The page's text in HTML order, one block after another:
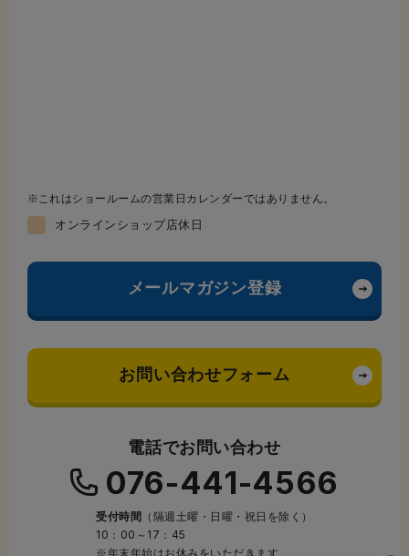
これはショールームの営業日カレンダーではありません。
オンラインショップ店休日
メールマガジン登録
お問い合わせフォーム
電話でお問い合わせ
076-441-4566
受付時間 （隔週土曜・日曜・祝日を除く）
10：00～17：45
※年末年始はお休みをいただきます。